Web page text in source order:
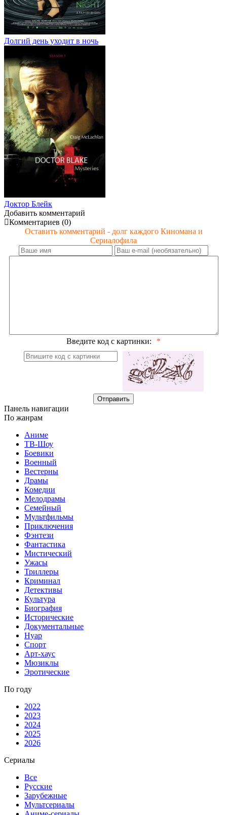
Долгий день уходит в ночь
Доктор Блейк
Добавить комментарий
Комментариев (0)
Оставить комментарий - долг каждого Киномана и
Сериалофила
Введите код с картинки:
Отправить
Панель навигации
По жанрам
Аниме
ТВ-Шоу
Боевики
Военный
Вестерны
Драмы
Комедии
Мелодрамы
Семейный
Мультфильмы
Приключения
Фэнтези
Фантастика
Мистический
Ужасы
Триллеры
Криминал
Детективы
Культура
Биография
Исторические
Документальные
Нуар
Спорт
Арт-хаус
Мюзиклы
Эротические
По году
2022
2023
2024
2025
2026
Сериалы
Все
Русские
Зарубежные
Мультсериалы